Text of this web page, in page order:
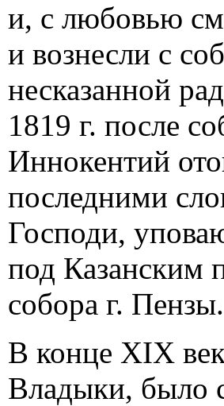
и, с любовью
и вознесли с
несказанной
1819 г. после
Иннокентий
последними
Господи,
под Казанским
собора г. Пензы.
В конце XIX
Владыки, было